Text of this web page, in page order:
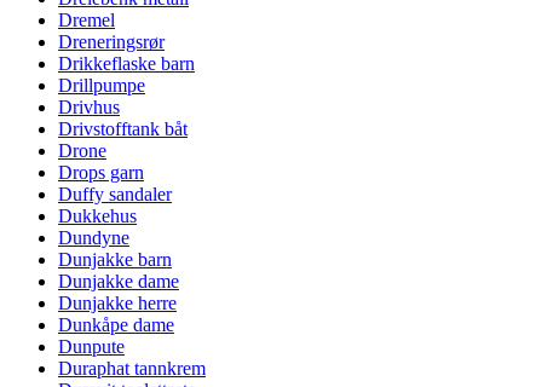
Dremel
Dreneringsrør
Drikkeflaske barn
Drillpumpe
Drivhus
Drivstofftank båt
Drone
Drops garn
Duffy sandaler
Dukkehus
Dundyne
Dunjakke barn
Dunjakke dame
Dunjakke herre
Dunkåpe dame
Dunpute
Duraphat tannkrem